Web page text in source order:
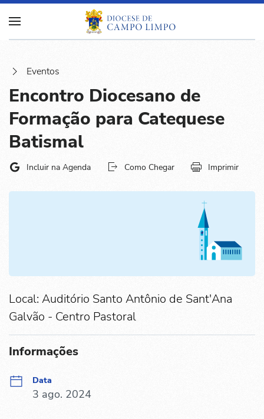
Eventos
Encontro Diocesano de
Formação para Catequese
Batismal
Incluir na Agenda Como Chegar Imprimir
Local: Auditório Santo Antônio de Sant'Ana
Galvão - Centro Pastoral
Informações
Data
3 ago. 2024